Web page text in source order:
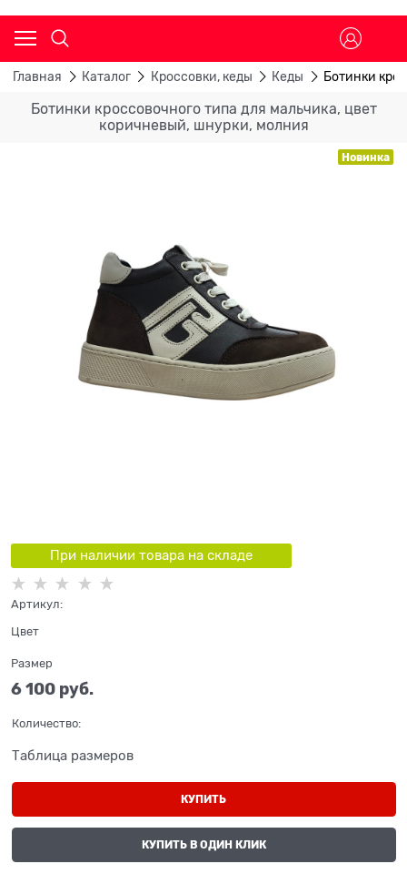
Главная Каталог Кроссовки, кеды Кеды Ботинки
Ботинки кроссовочного типа для мальчика, цвет
коричневый, шнурки, молния
Новинка
При наличии товара на складе
Артикул:
Цвет
Размер
6 100 руб.
Количество:
Таблица размеров
КУПИТЬ
КУПИТЬ В ОДИН КЛИК